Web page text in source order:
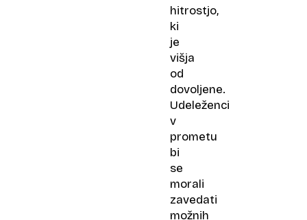
hitrostjo,
ki
je
višja
od
dovoljene.
Udeleženci
v
prometu
bi
se
morali
zavedati
možnih